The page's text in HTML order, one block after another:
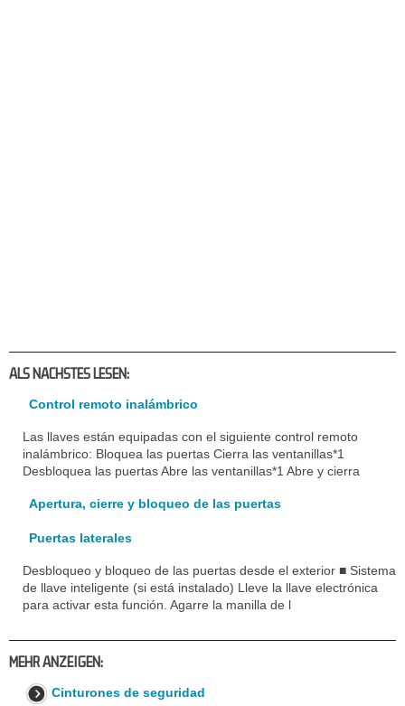
ALS NACHSTES LESEN:
Control remoto inalámbrico
Las llaves están equipadas con el siguiente control remoto
inalámbrico: Bloquea las puertas Cierra las ventanillas*1
Desbloquea las puertas Abre las ventanillas*1 Abre y cierra
Apertura, cierre y bloqueo de las puertas
Puertas laterales
Desbloqueo y bloqueo de las puertas desde el exterior ■ Sistema
de llave inteligente (si está instalado) Lleve la llave electrónica
para activar esta función. Agarre la manilla de l
MEHR ANZEIGEN:
Cinturones de seguridad